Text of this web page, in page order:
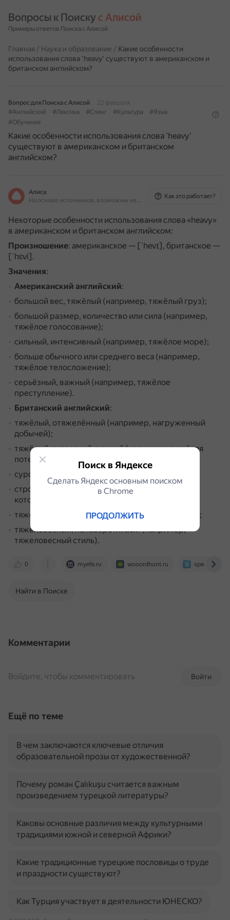
Вопросы к Поиску с Алисой
Примеры ответов Поиска с Алисой
Главная / Наука и образование / Какие особенности
использования слова 'heavy' существуют в американском и
британском английском?
Вопрос для Поиска с Алисой
22 февраля
#Английский
#Лексика #Сленг #Культура
#Язык
#Обучение
Какие особенности использования слова 'heavy'
существуют в американском и британском
английском?
Алиса
На основе источников, возможны неточности
Как это работает?
Некоторые особенности использования слова «heavy»
в американском и британском английском:
Произношение: американское — [ˈhevɪ], британское —
[ˈhɛvi].
Значения:
Американский английский:
большой вес, тяжёлый (например, тяжёлый груз);
большой размер, количество или сила (например,
тяжёлое голосование);
сильный, интенсивный (например, тяжёлое море);
больше обычного или среднего веса (например,
тяжёлое телосложение);
серьёзный, важный (например, тяжёлое
преступление).
Британский английский:
тяжёлый, отяжелённый (например, нагруженный
добычей);
тяжёлый, тягостный, тяжкий (например, тяжёлая
потеря);
суровый, строгий (например, тяжёлый взгляд);
строгий, требовательный (например, учитель,
который сурово обращается с учениками);
тяжёлый, грузный (например, тяжёлая походка);
тяжеловесный, неповоротливый (например,
тяжеловесный стиль).
0 myefe.ru wooordhunt.ru
Найти в Поиске
Комментарии
Войти
Войдите, чтобы комментировать
Ещё по теме
В чем заключаются ключевые отличия
образовательной прозы от художественной?
Почему роман Çalıkuşu считается важным
произведением турецкой литературы?
Каковы основные различия между культурными
традициями южной и северной Африки?
Какие традиционные турецкие пословицы о труде
и праздности существуют?
Как Турция участвует в деятельности ЮНЕСКО?
Поиск в Яндексе
Сделать Яндекс основным поиском
в Сhrome
ПРОДОЛЖИТЬ